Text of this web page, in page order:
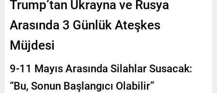
Trump’tan Ukrayna ve Rusya
Arasında 3 Günlük Ateşkes
Müjdesi
9-11 Mayıs Arasında Silahlar Susacak:
“Bu, Sonun Başlangıcı Olabilir”